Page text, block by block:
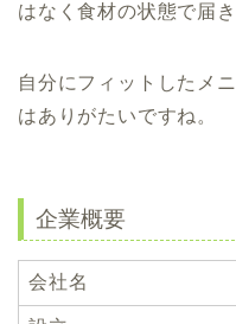
はなく食材の状態で届き
自分にフィットしたメ
はありがたいですね。
企業概要
会社名